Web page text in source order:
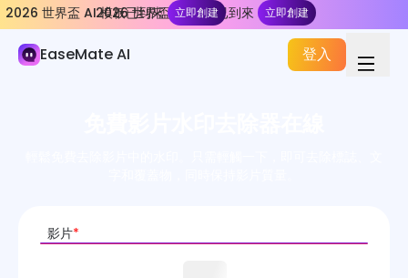
2026 世界盃 AI 模板已到來 立即創建
2026 世界盃 AI 模板已到來 立即創建
EaseMate AI 登入
AI 影片
AI 影片生成器
影片*